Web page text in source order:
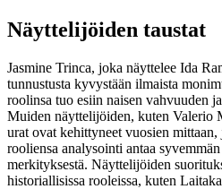
Näyttelijöiden taustat
Jasmine Trinca, joka näyttelee Ida
tunnustusta kyvystään ilmaista
roolinsa tuo esiin naisen vahvuuden
Muiden näyttelijöiden, kuten Valerio
urat ovat kehittyneet vuosien mittaan,
rooliensa analysointi antaa
merkityksestä. Näyttelijöiden
historiallisissa rooleissa, kuten